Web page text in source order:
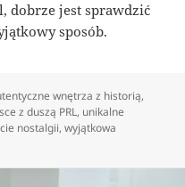
dobrze jest sprawdzić
sposób.
wnętrza z historią,
z duszą PRL, unikalne
nostalgii,wyjątkowa